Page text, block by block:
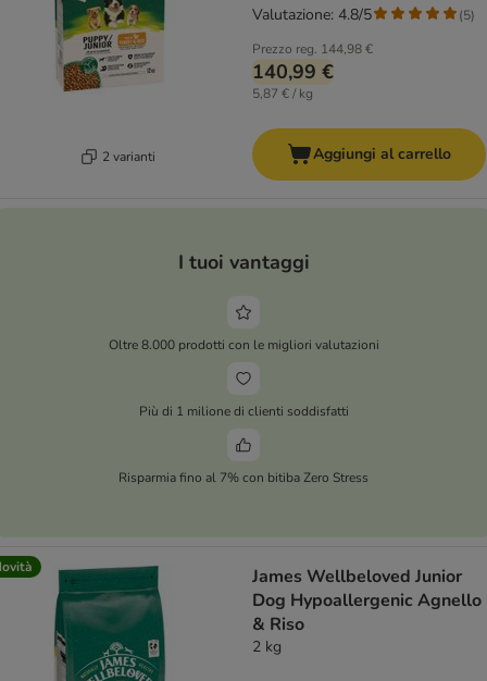
2 varianti
Prezzo reg. 144,98 €
140,99 €
5,87 € / kg
Valutazione: 4.8/5 (5)
Aggiungi al carrello
I tuoi vantaggi
Oltre 8.000 prodotti con le migliori valutazioni
Più di 1 milione di clienti soddisfatti
Risparmia fino al 7% con bitiba Zero Stress
James Wellbeloved Junior
Dog Hypoallergenic Agnello
& Riso
2 kg